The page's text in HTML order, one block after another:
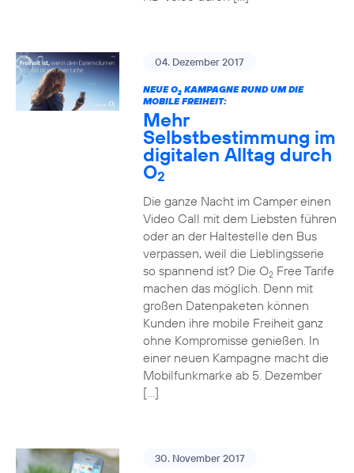
04. Dezember 2017
NEUE O2KAMPAGNE RUND UM DIE
MOBILE FREIHEIT:
Mehr
Selbstbestimmung im
digitalen Alltag durch
O2
Die ganze Nacht im Camper einen
Video Call mit dem Liebsten führen
oder an der Haltestelle den Bus
verpassen, weil die Lieblingsserie
so spannend ist? Die O2Free Tarife
machen das möglich. Denn mit
großen Datenpaketen können
Kunden ihre mobile Freiheit ganz
ohne Kompromisse genießen. In
einer neuen Kampagne macht die
Mobilfunkmarke ab 5. Dezember
[…]
30. November 2017